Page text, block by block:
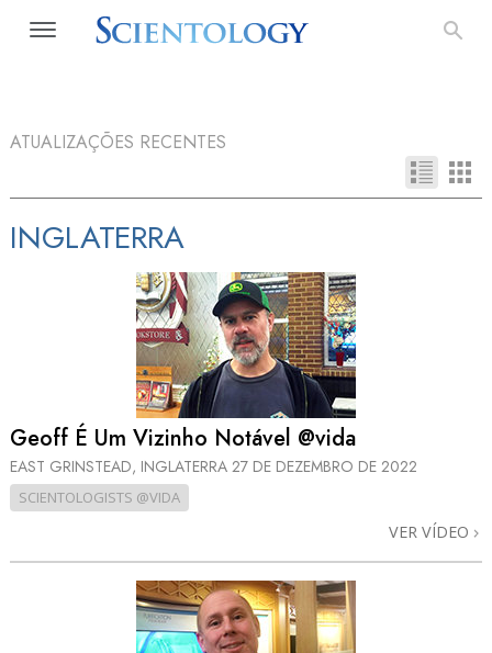
ATUALIZAÇÕES RECENTES
INGLATERRA
Geoff É Um Vizinho Notável @vida
EAST GRINSTEAD, INGLATERRA 27 DE DEZEMBRO DE 2022
SCIENTOLOGISTS @VIDA
VER VÍDEO